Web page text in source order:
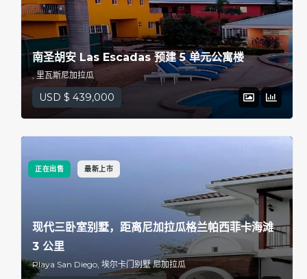
南圣胡安 Las Escadas 预建 5 单元公寓楼
, 里瓦斯尼加拉瓜
USD $ 439,000
正在出售 最新上市
现代三卧室别墅，距离尼加拉瓜格兰帕西菲卡海滩
3 公里
Playa San Diego, 埃尔卡门别墅 尼加拉瓜